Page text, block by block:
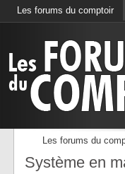
Les forums du comptoir
Les forums du
Système en